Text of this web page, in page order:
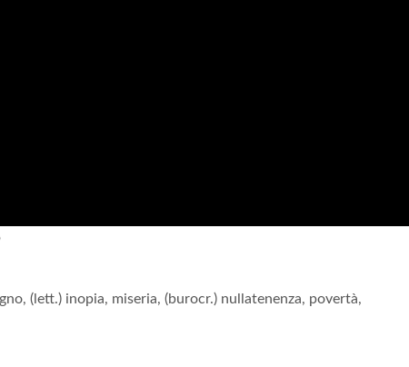
(lett.) inopia, miseria, (burocr.) nullatenenza, povertà,